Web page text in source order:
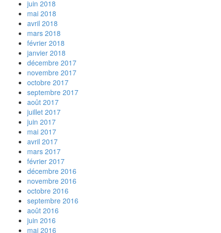
juin 2018
mai 2018
avril 2018
mars 2018
février 2018
janvier 2018
décembre 2017
novembre 2017
octobre 2017
septembre 2017
août 2017
juillet 2017
juin 2017
mai 2017
avril 2017
mars 2017
février 2017
décembre 2016
novembre 2016
octobre 2016
septembre 2016
août 2016
juin 2016
mai 2016